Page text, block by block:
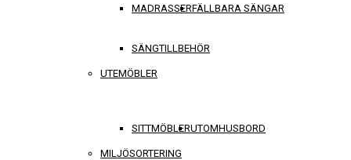
MADRASSERFÄLLBARA SÄNGAR
SÄNGTILLBEHÖR
UTEMÖBLER
SITTMÖBLERUTOMHUSBORD
MILJÖSORTERING